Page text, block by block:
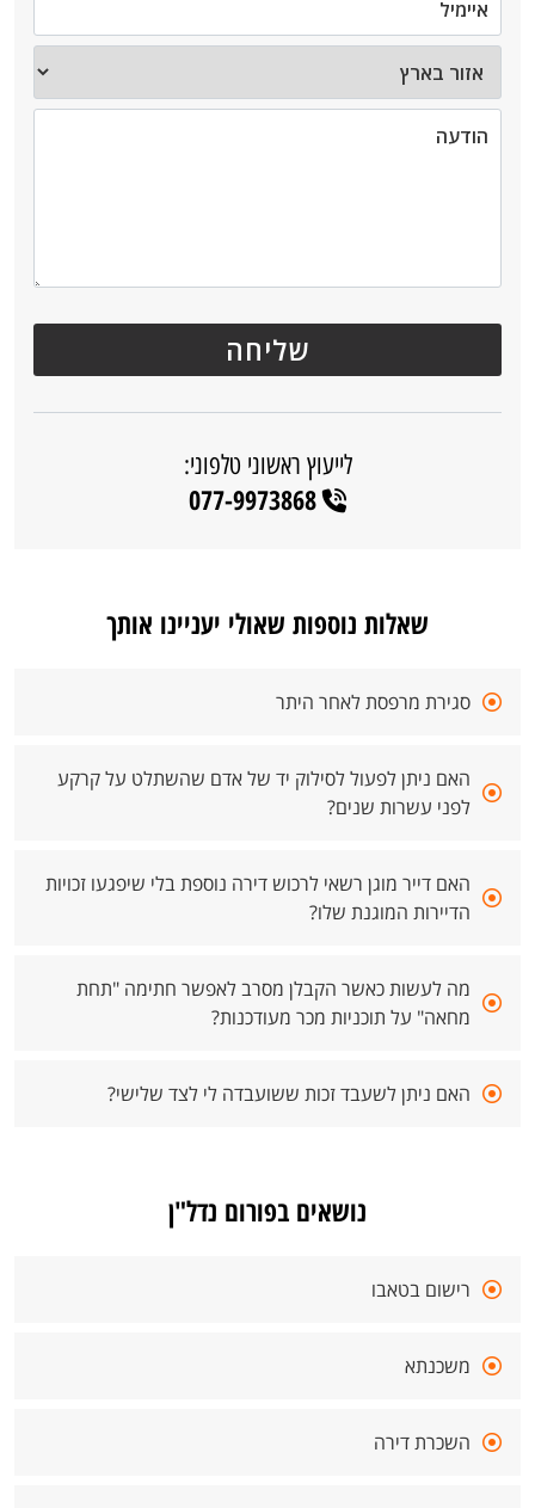
לייעוץ ראשוני טלפוני:
077-9973868
שאלות נוספות שאולי יעניינו אותך
סגירת מרפסת לאחר היתר
האם ניתן לפעול לסילוק יד של אדם שהשתלט על קרקע
לפני עשרות שנים?
האם דייר מוגן רשאי לרכוש דירה נוספת בלי שיפגעו זכויות
הדיירות המוגנת שלו?
מה לעשות כאשר הקבלן מסרב לאפשר חתימה "תחת
מחאה" על תוכניות מכר מעודכנות?
האם ניתן לשעבד זכות ששועבדה לי לצד שלישי?
נושאים בפורום נדל"ן
רישום בטאבו
משכנתא
השכרת דירה